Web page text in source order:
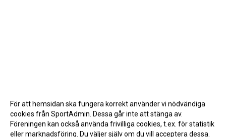
För att hemsidan ska fungera korrekt använder vi nödvändiga
cookies från SportAdmin. Dessa går inte att stänga av.
Föreningen kan också använda frivilliga cookies, t.ex. för statistik
eller marknadsföring. Du väljer själv om du vill acceptera dessa.